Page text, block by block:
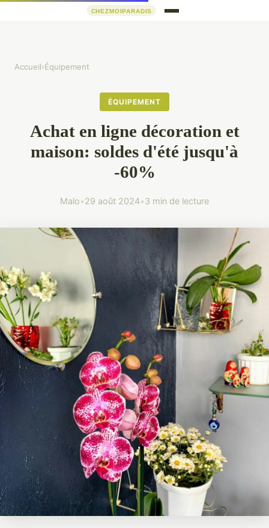
Accueil›Équipement
ÉQUIPEMENT
Achat en ligne décoration et
maison: soldes d'été jusqu'à
-60%
Malo•29 août 2024•3 min de lecture